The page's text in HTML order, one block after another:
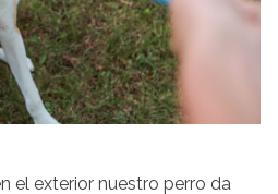
el exterior nuestro perro da